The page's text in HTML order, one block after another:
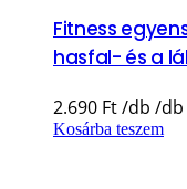
Fitness
hasfal- és a
2.690 Ft
Kosárba teszem